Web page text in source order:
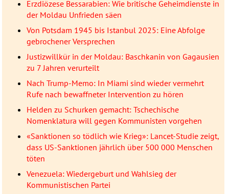
Erzdiözese Bessarabien: Wie britische Geheimdienste in
der Moldau Unfrieden säen
Von Potsdam 1945 bis Istanbul 2025: Eine Abfolge
gebrochener Versprechen
Justizwillkür in der Moldau: Baschkanin von Gagausien
zu 7 Jahren verurteilt
Nach Trump-Memo: In Miami sind wieder vermehrt
Rufe nach bewaffneter Intervention zu hören
Helden zu Schurken gemacht: Tschechische
Nomenklatura will gegen Kommunisten vorgehen
«Sanktionen so tödlich wie Krieg»: Lancet-Studie zeigt,
dass US-Sanktionen jährlich über 500 000 Menschen
töten
Venezuela: Wiedergeburt und Wahlsieg der
Kommunistischen Partei